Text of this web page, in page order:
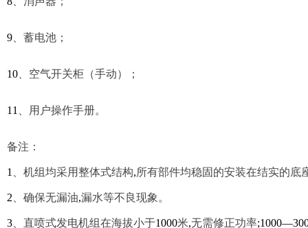
9 蓄电池；
10 、空气开关柜（手动）；
11 、用户操作手册。
备注：
1 、机组均采用整体式结构,所有部件均稳固的安装在结实的底
2 、确保无漏油,漏水等不良现象。
3 、直喷式发电机组在海拔小于1000米,无需修正功率